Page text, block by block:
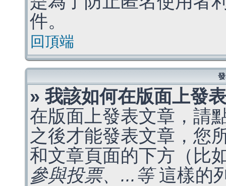
件。
回頂端
» 我該如何在版面上發
在版面上發表文章，請
之後才能發表文章，您
和文章頁面的下方（比
參與投票、...等這樣的